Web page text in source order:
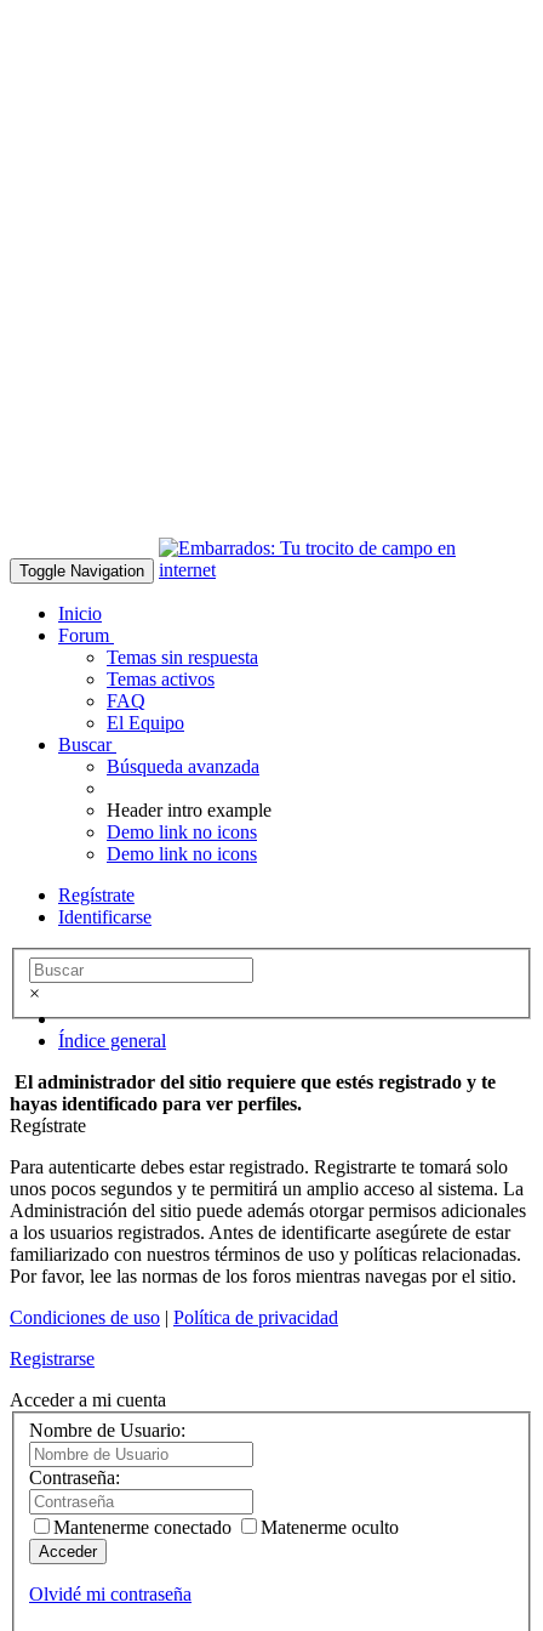
Toggle Navigation
Inicio
Forum
Temas sin respuesta
Temas activos
FAQ
El Equipo
Buscar
Búsqueda avanzada
Header intro example
Demo link no icons
Demo link no icons
Regístrate
Identificarse
×
Índice general
El administrador del sitio requiere que estés registrado y te
hayas identificado para ver perfiles.
Regístrate
Para autenticarte debes estar registrado. Registrarte te tomará solo
unos pocos segundos y te permitirá un amplio acceso al sistema. La
Administración del sitio puede además otorgar permisos adicionales
a los usuarios registrados. Antes de identificarte asegúrete de estar
familiarizado con nuestros términos de uso y políticas relacionadas.
Por favor, lee las normas de los foros mientras navegas por el sitio.
Condiciones de uso | Política de privacidad
Registrarse
Acceder a mi cuenta
Nombre de Usuario:
Contraseña:
Mantenerme conectado Matenerme oculto
Acceder
Olvidé mi contraseña